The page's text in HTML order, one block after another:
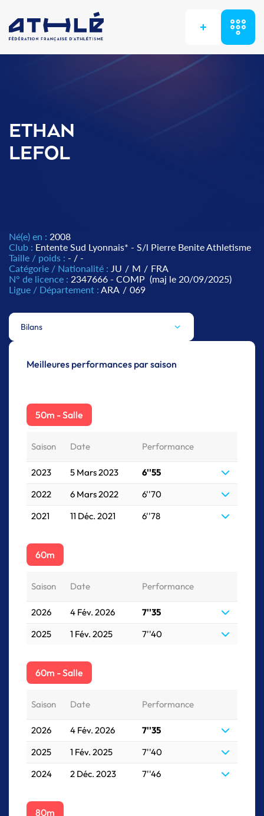
+
ETHAN
LEFOL
Né(e) en : 2008
Club : Entente Sud Lyonnais* - S/l Pierre Benite Athletisme
Taille / poids : - / -
Catégorie / Nationalité : JU / M / FRA
N° de licence : 2347666 - COMP (maj le 20/09/2025)
Ligue / Département : ARA / 069
Bilans
Meilleures performances par saison
50m - Salle
Saison Date Performance
2023 5 Mars 2023
6''55
2022
6 Mars 2022
6''70
2021
11 Déc. 2021 6''78
60m
Saison Date Performance
2026 4 Fév. 2026
7''35
2025
1 Fév. 2025 7''40
60m - Salle
Saison Date Performance
2026 4 Fév. 2026
7''35
2025
1 Fév. 2025
7''40
2024
2 Déc. 2023 7''46
80m